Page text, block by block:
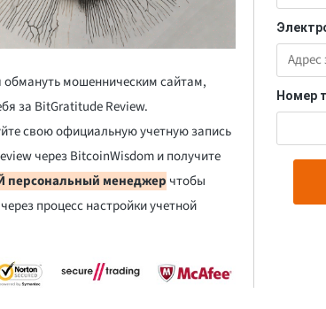
обмануть мошенническим сайтам,
за BitGratitude Review.
свою официальную учетную запись
через BitcoinWisdom и получите
менеджерчтобы
процесс настройки учетной
Номер